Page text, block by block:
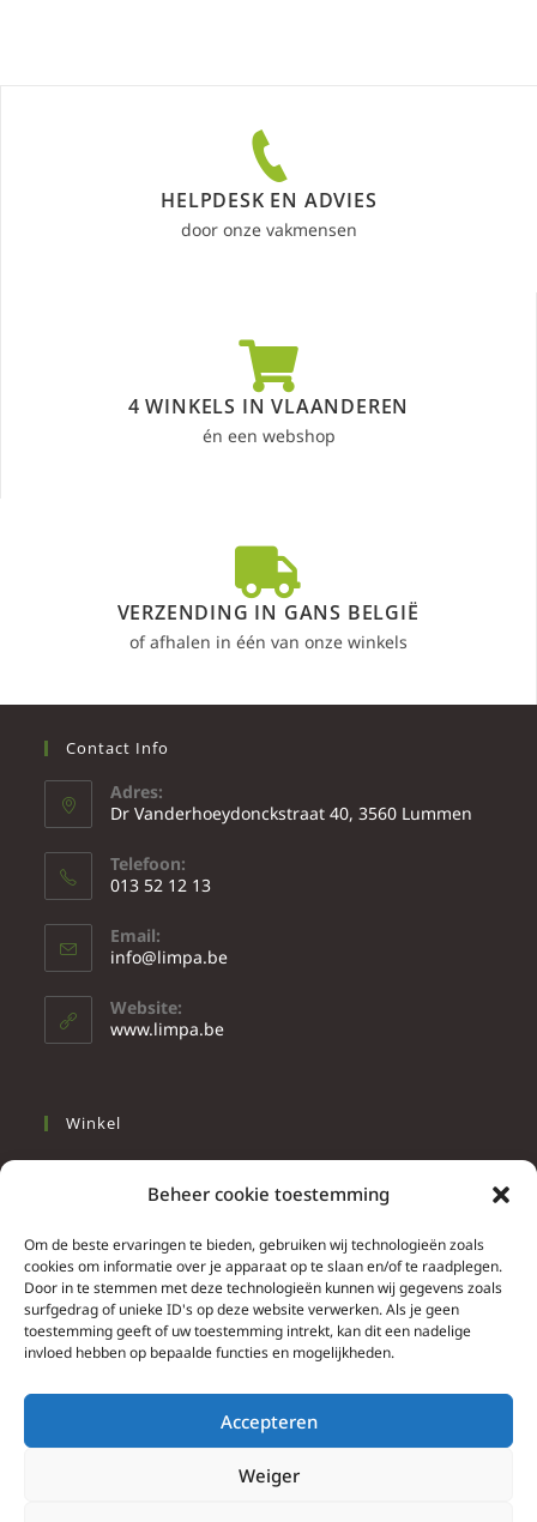
Beheer cookie toestemming
Om de beste ervaringen te bieden, gebruiken wij technologieën zoals
cookies om informatie over je apparaat op te slaan en/of te raadplegen.
Door in te stemmen met deze technologieën kunnen wij gegevens zoals
surfgedrag of unieke ID's op deze website verwerken. Als je geen
toestemming geeft of uw toestemming intrekt, kan dit een nadelige
invloed hebben op bepaalde functies en mogelijkheden.
Accepteren
Weiger
HELPDESK EN ADVIES
door onze vakmensen
4 WINKELS IN VLAANDEREN
én een webshop
VERZENDING IN GANS BELGIË
of afhalen in één van onze winkels
Contact Info
Adres:
Dr Vanderhoeydonckstraat 40, 3560 Lummen
Telefoon:
013 52 12 13
Email:
info@limpa.be
Website:
www.limpa.be
Winkel
Wonen
Info
Contacteer ons